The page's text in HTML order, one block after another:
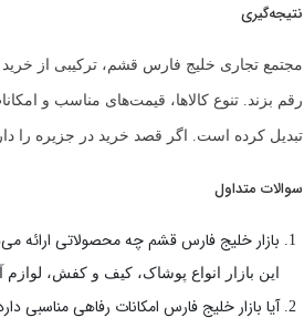
نتیجه‌گیری
مجتمع تجاری خلیج فارس قشم، ترکیبی از
رقم بزند. تنوع کالاها، قیمت‌های مناسب و
تبدیل کرده است. اگر قصد خرید در جزیره را
سوالات متداول
بازار خلیج فارس قشم چه محصولاتی ارائه
این بازار انواع پوشاک، کیف و کفش،
آیا بازار خلیج فارس امکانات رفاهی مناسبی